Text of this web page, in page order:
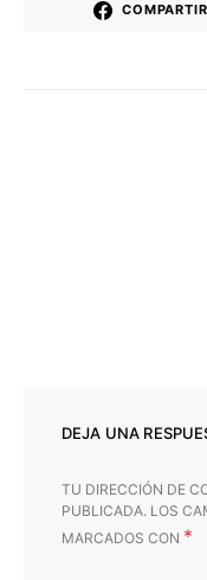
COMPARTIR
DEJA UNA
TU DIRECCIÓN DE
PUBLICADA. LOS
MARCADOS CON *